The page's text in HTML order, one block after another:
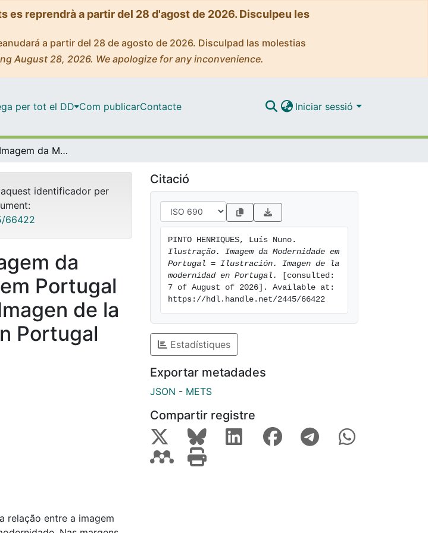
reprendrà a partir del 28 d'agost de 2026. Disculpeu les
a partir del 28 de agosto de 2026. Disculpad las molestias
August 28, 2026. We apologize for any inconvenience.
per tot el DD Com publicarContacte Iniciar sessió
Ilustração. Imagem da Modernidade em Portugal = Ilustración. Imagen de la modernidad en Portugal
identificador per
66422
da
Portugal
de la
Portugal
Citació
Ilustração. Imagem da Modernidade em
Portugal = Ilustración. Imagen de la
modernidad en Portugal.
[consulted:
7 of August of 2026]. Available at:
https://hdl.handle.net/2445/66422
Estadístiques
Exportar metadades
JSON - METS
Compartir registre